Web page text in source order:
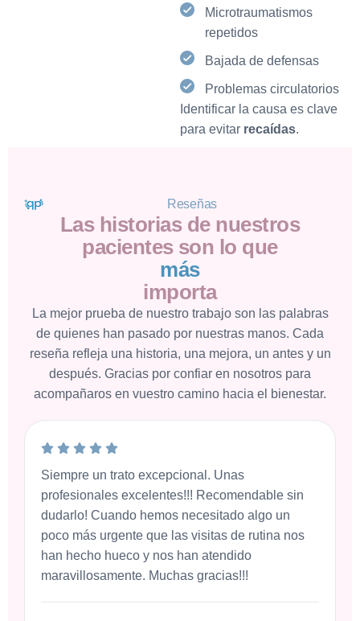
Microtraumatismos
repetidos
Bajada de defensas
Problemas circulatorios
Identificar la causa es clave
para evitar recaídas.
Reseñas
Las historias de nuestros
pacientes son lo que
más
importa
La mejor prueba de nuestro trabajo son las palabras
de quienes han pasado por nuestras manos. Cada
reseña refleja una historia, una mejora, un antes y un
después. Gracias por confiar en nosotros para
acompañaros en vuestro camino hacia el bienestar.
Siempre un trato excepcional. Unas
profesionales excelentes!!! Recomendable sin
dudarlo! Cuando hemos necesitado algo un
poco más urgente que las visitas de rutina nos
han hecho hueco y nos han atendido
maravillosamente. Muchas gracias!!!